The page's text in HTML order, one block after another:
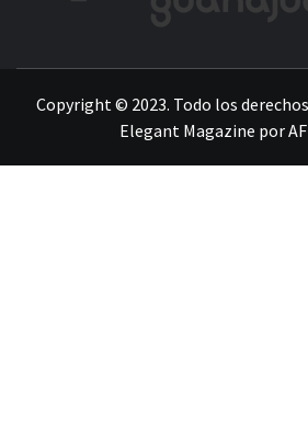
Copyright © 2023. Todo los
Elegant Magazine por